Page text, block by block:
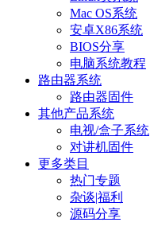
Mac OS系统
安卓X86系统
BIOS分享
电脑系统教程
路由器系统
路由器固件
其他产品系统
电视/盒子系统
对讲机固件
更多类目
热门专题
杂谈|福利
源码分享